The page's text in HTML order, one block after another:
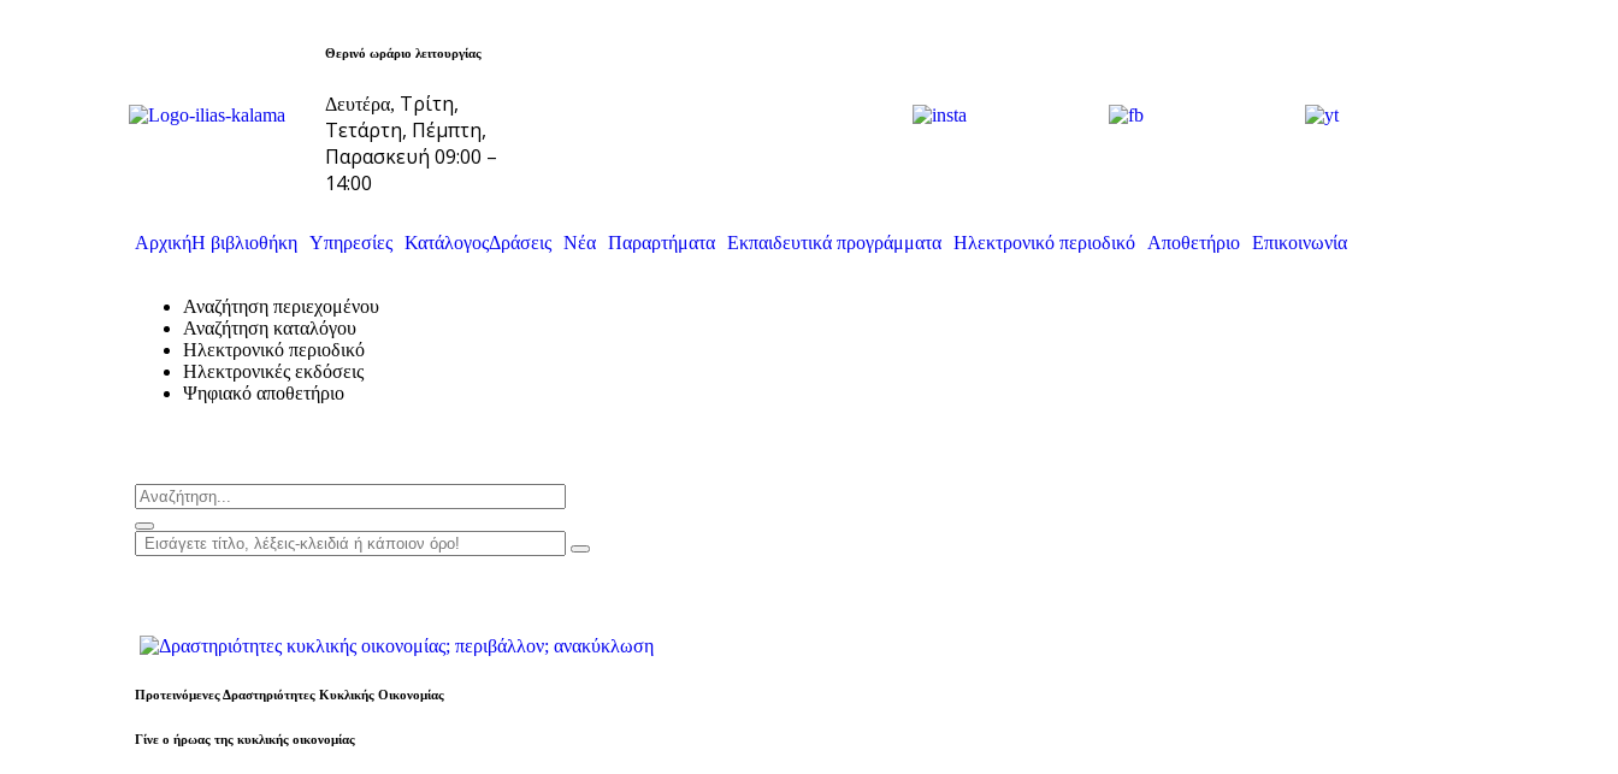
Θερινό ωράριο λειτουργίας
Δευτέρα, Τρίτη,
Τετάρτη, Πέμπτη,
Παρασκευή 09:00 –
14:00
ΑρχικήΗ βιβλιοθήκη Υπηρεσίες ΚατάλογοςΔράσεις Νέα Παραρτήματα Εκπαιδευτικά προγράμματα Ηλεκτρονικό περιοδικό Αποθετήριο Επικοινωνία
Αναζήτηση περιεχομένου
Αναζήτηση καταλόγου
Ηλεκτρονικό περιοδικό
Ηλεκτρονικές εκδόσεις
Ψηφιακό αποθετήριο
Προτεινόμενες Δραστηριότητες Κυκλικής Οικονομίας
Γίνε ο ήρωας της κυκλικής οικονομίας